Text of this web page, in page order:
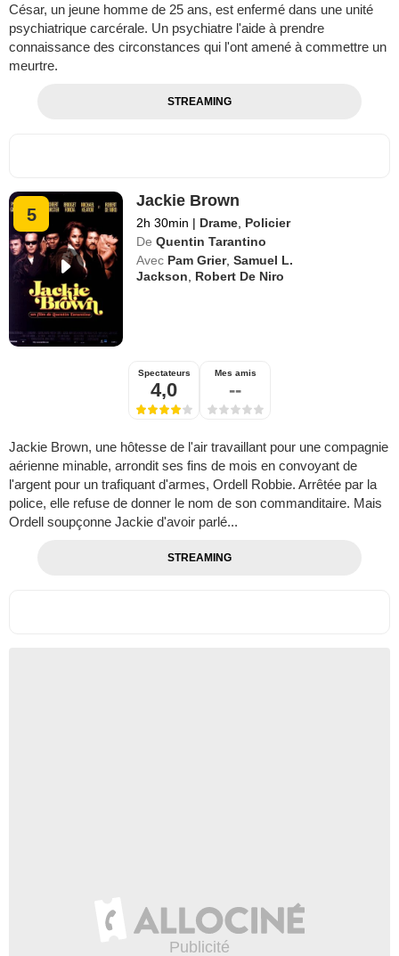
César, un jeune homme de 25 ans, est enfermé dans une unité
psychiatrique carcérale. Un psychiatre l'aide à prendre
connaissance des circonstances qui l'ont amené à commettre un
meurtre.
STREAMING
5
Jackie Brown
2h 30min | Drame Policier
De Quentin Tarantino
Avec Pam Grier,Samuel L.
Jackson
Robert De Niro
Spectateurs
4,0
Mes amis
--
Jackie Brown, une hôtesse de l'air travaillant pour une compagnie
aérienne minable, arrondit ses fins de mois en convoyant de
l'argent pour un trafiquant d'armes, Ordell Robbie. Arrêtée par la
police, elle refuse de donner le nom de son commanditaire. Mais
Ordell soupçonne Jackie d'avoir parlé...
STREAMING